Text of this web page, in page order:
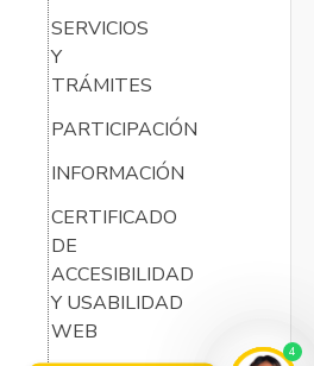
SERVICIOS
Y
TRÁMITES
PARTICIPACIÓN
INFORMACIÓN
CERTIFICADO
DE
ACCESIBILIDAD
Y USABILIDAD
WEB
4